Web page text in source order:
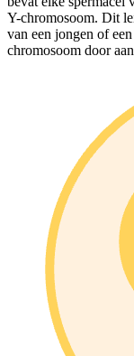
Y-chromosoom. Dit
van een jongen of
chromosoom door